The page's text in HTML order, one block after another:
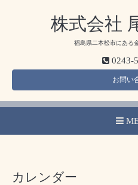
株式会社
福島県二本松市にある
0243-
お問い
カレンダー